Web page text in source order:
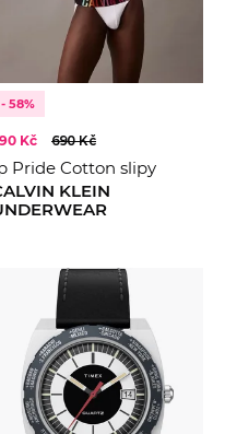
- 58%
Kč 690 Kč
Pride Cotton slipy
KLEIN